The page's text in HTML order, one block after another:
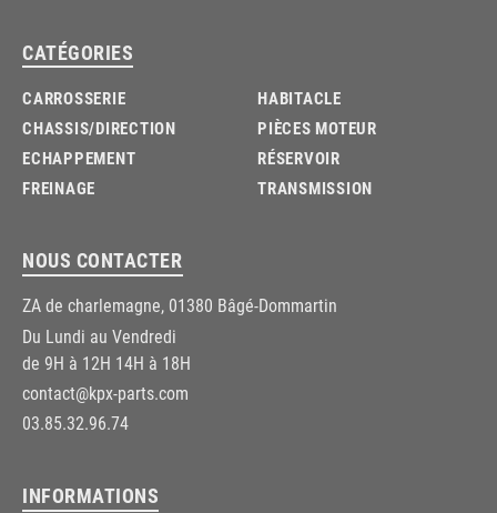
CATÉGORIES
CARROSSERIE
CHASSIS/DIRECTION
ECHAPPEMENT
FREINAGE
HABITACLE
PIÈCES MOTEUR
RÉSERVOIR
TRANSMISSION
NOUS CONTACTER
ZA de charlemagne, 01380 Bâgé-Dommartin
Du Lundi au Vendredi
de 9H à 12H 14H à 18H
contact@kpx-parts.com
03.85.32.96.74
INFORMATIONS